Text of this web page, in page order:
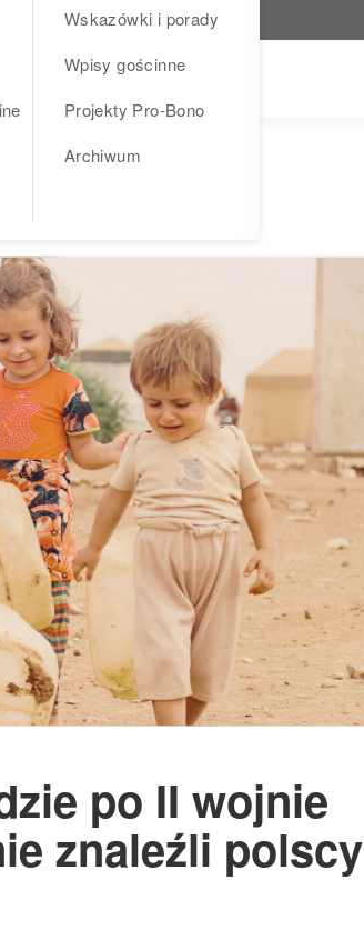
Wskazówki i porady
Wpisy gościnne
Projekty Pro-Bono
Archiwum
po II wojnie
znaleźli polscy